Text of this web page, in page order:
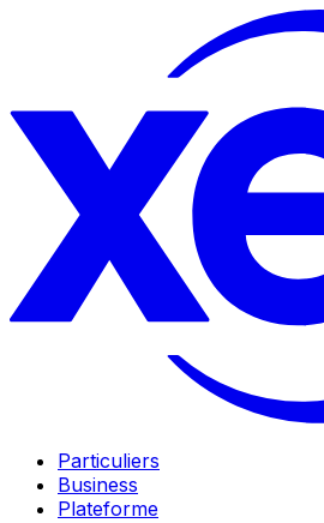
Particuliers
Business
Plateforme